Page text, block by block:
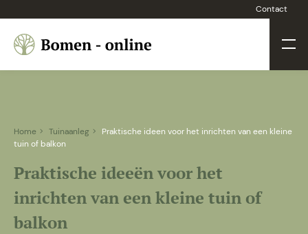
Contact
Home Tuinaanleg
Praktische ideen voor het inrichten van een kleine
tuin of balkon
Praktische ideeën voor het
inrichten van een kleine tuin of
balkon